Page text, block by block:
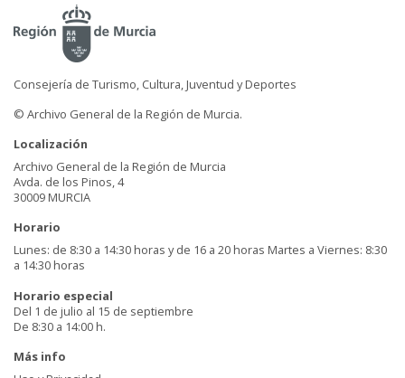
Consejería de Turismo, Cultura, Juventud y Deportes
© Archivo General de la Región de Murcia.
Localización
Archivo General de la Región de Murcia
Avda. de los Pinos, 4
30009 MURCIA
Horario
Lunes: de 8:30 a 14:30 horas y de 16 a 20 horas Martes a Viernes: 8:30
a 14:30 horas
Horario especial
Del 1 de julio al 15 de septiembre
De 8:30 a 14:00 h.
Más info